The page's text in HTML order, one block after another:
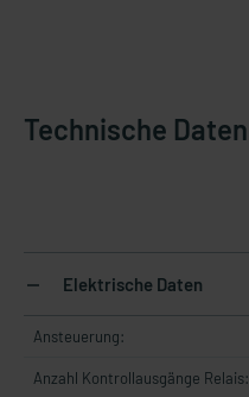
Technische Daten
Elektrische Daten
Ansteuerung:
Anzahl Kontrollausgänge Relais: